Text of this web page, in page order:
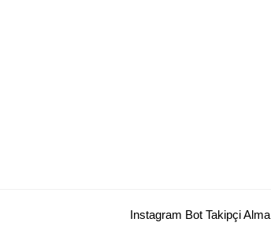
Instagram Bot Takipçi Alma